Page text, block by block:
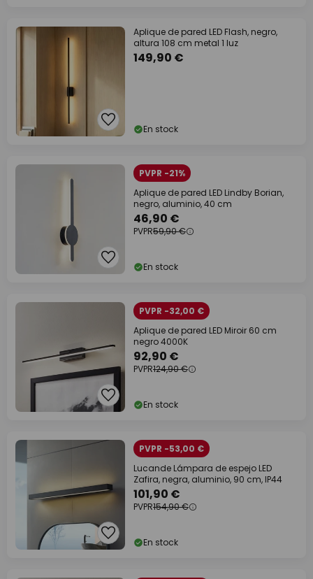
Aplique de pared LED Flash, negro,
altura 108 cm metal 1 luz
149,90 €
En stock
PVPR -21%
Aplique de pared LED Lindby Borian,
negro, aluminio, 40 cm
46,90 €
PVPR59,90 €
En stock
PVPR -32,00 €
Aplique de pared LED Miroir 60 cm
negro 4000K
92,90 €
PVPR124,90 €
En stock
PVPR -53,00 €
Lucande Lámpara de espejo LED
Zafira, negra, aluminio, 90 cm, IP44
101,90 €
PVPR154,90 €
En stock